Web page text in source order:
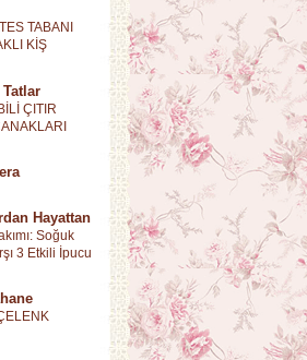
TABANI
KİŞ
ÇITIR
Hayattan
Soğuk
3 Etkili İpucu